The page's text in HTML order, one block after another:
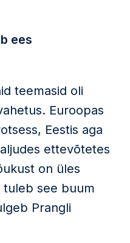
ees
teemasid oli
Euroopas
Eestis aga
ettevõtetes
on üles
see buum
Prangli